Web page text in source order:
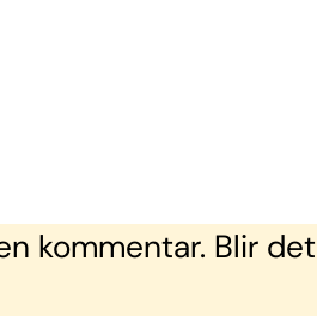
kommentar. Blir det